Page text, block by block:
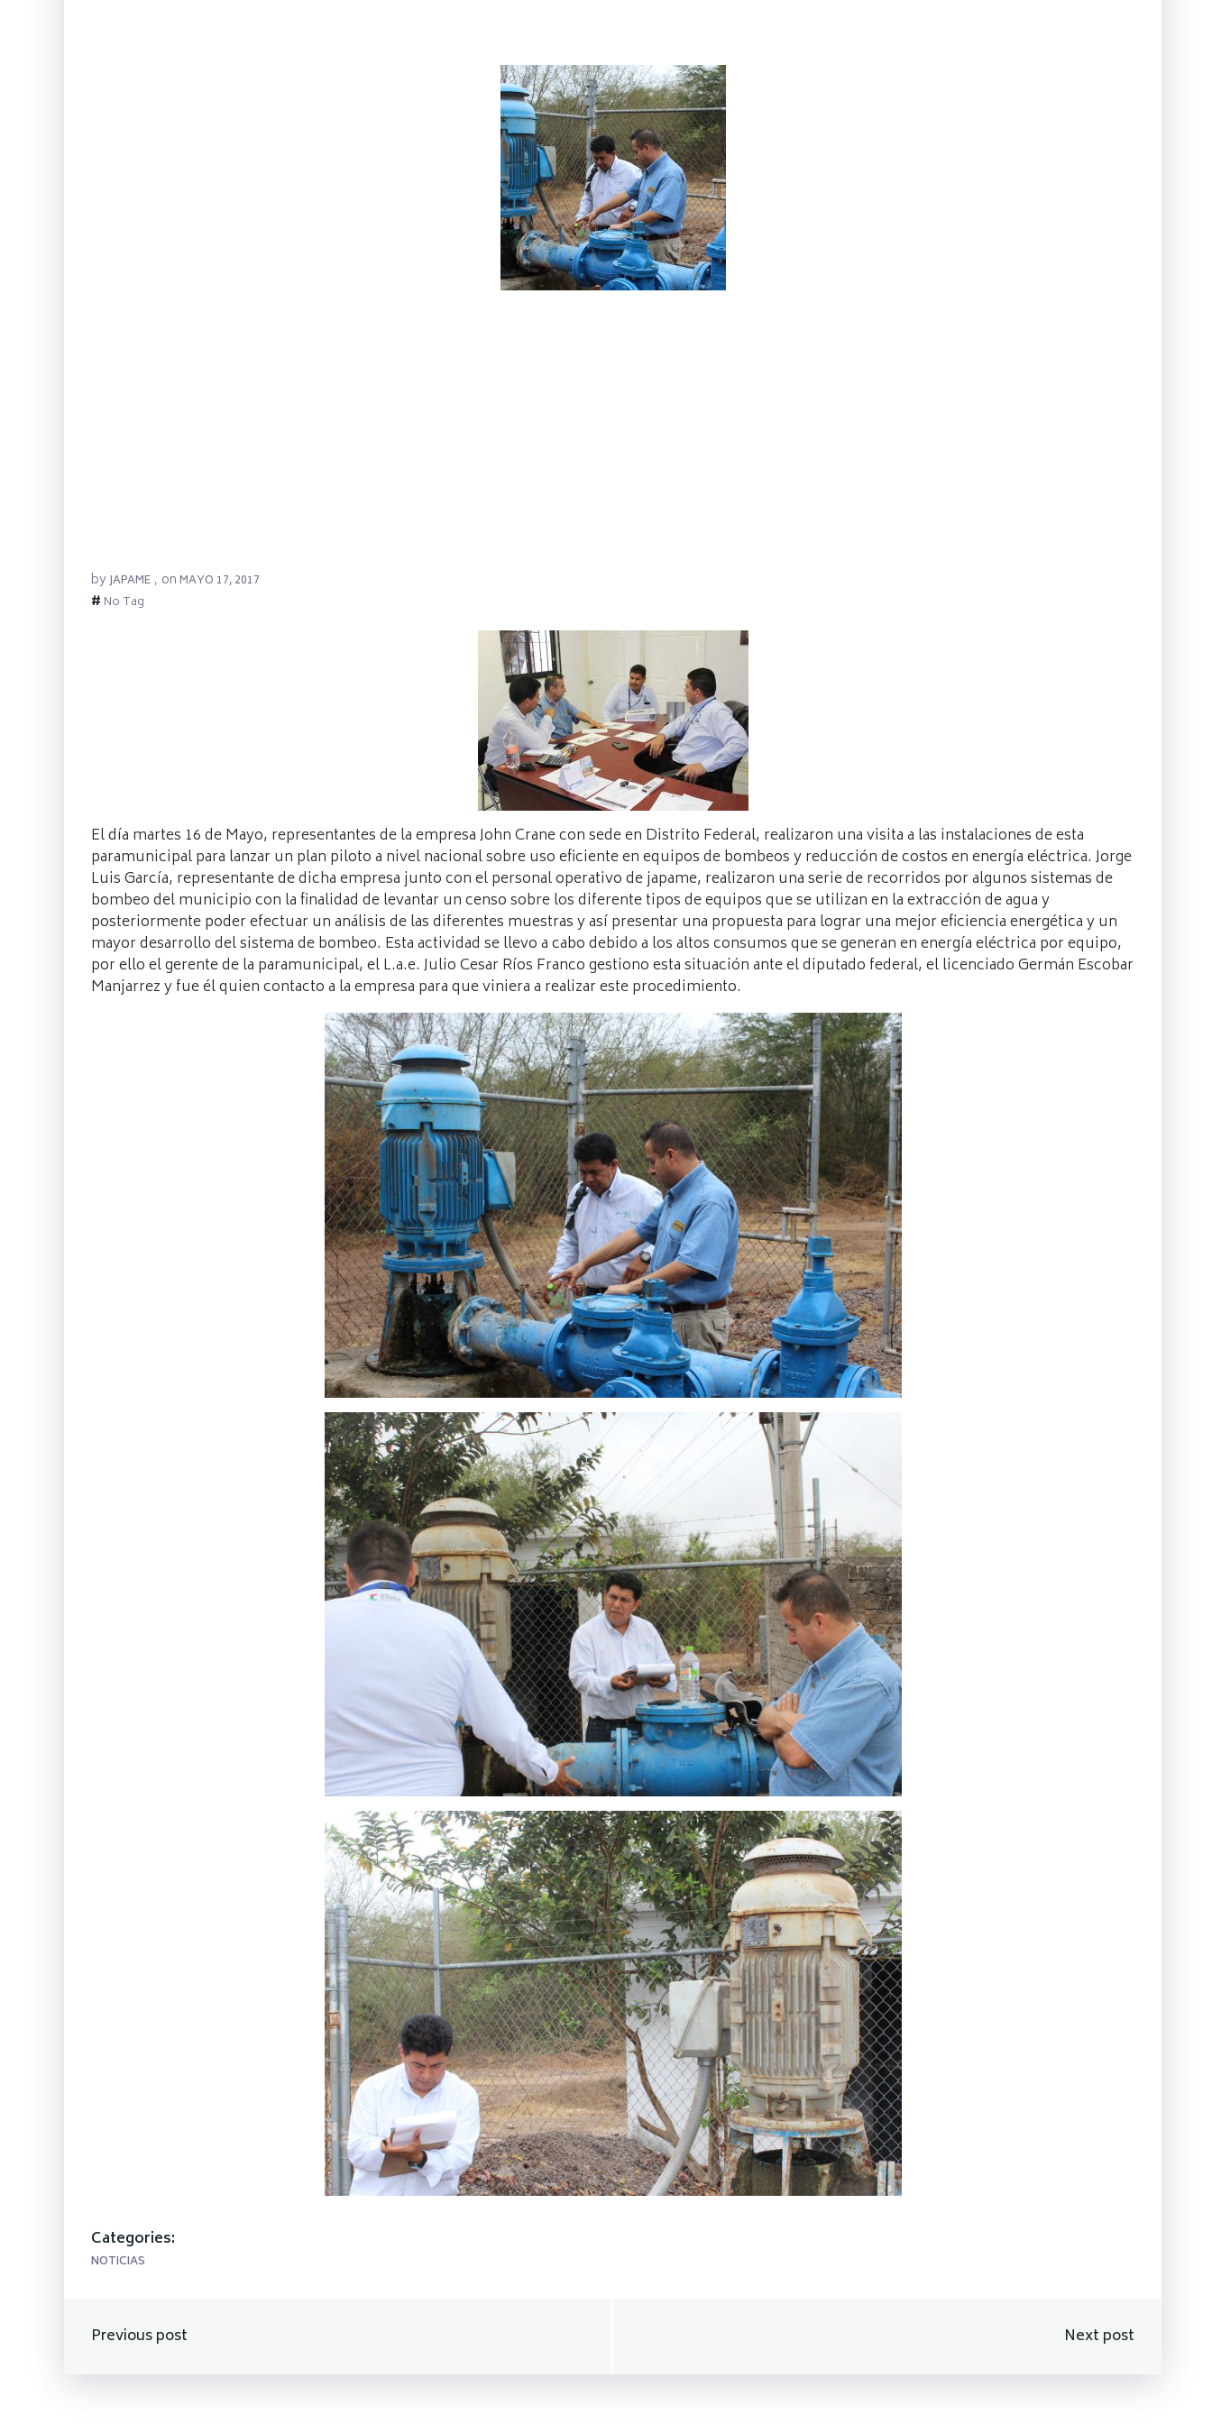
byJAPAME , onMAYO 17, 2017
# No Tag
El día martes 16 de Mayo, representantes de la empresa John Crane con sede en Distrito Federal, realizaron una visita a las instalaciones de esta
paramunicipal para lanzar un plan piloto a nivel nacional sobre uso eficiente en equipos de bombeos y reducción de costos en energía eléctrica. Jorge
Luis García, representante de dicha empresa junto con el personal operativo de japame, realizaron una serie de recorridos por algunos sistemas de
bombeo del municipio con la finalidad de levantar un censo sobre los diferente tipos de equipos que se utilizan en la extracción de agua y
posteriormente poder efectuar un análisis de las diferentes muestras y así presentar una propuesta para lograr una mejor eficiencia energética y un
mayor desarrollo del sistema de bombeo. Esta actividad se llevo a cabo debido a los altos consumos que se generan en energía eléctrica por equipo,
por ello el gerente de la paramunicipal, el L.a.e. Julio Cesar Ríos Franco gestiono esta situación ante el diputado federal, el licenciado Germán Escobar
Manjarrez y fue él quien contacto a la empresa para que viniera a realizar este procedimiento.
Categories:
NOTICIAS
Navegación
Previous post Next post